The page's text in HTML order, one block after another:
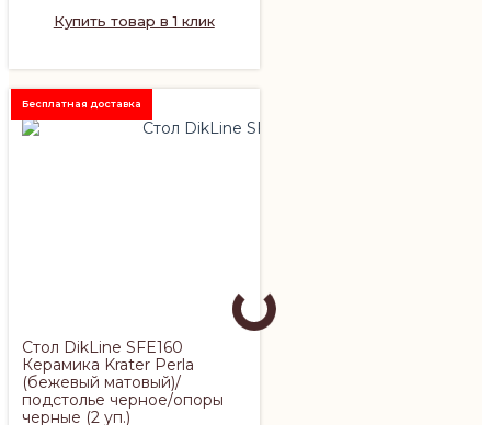
Купить товар в 1 клик
Бесплатная доставка
Стол DikLine SFE160
Керамика Krater Perla
(бежевый матовый)/
подстолье черное/опоры
черные (2 уп.)